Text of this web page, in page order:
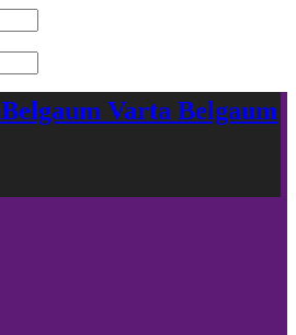
Belgaum Varta Belgaum